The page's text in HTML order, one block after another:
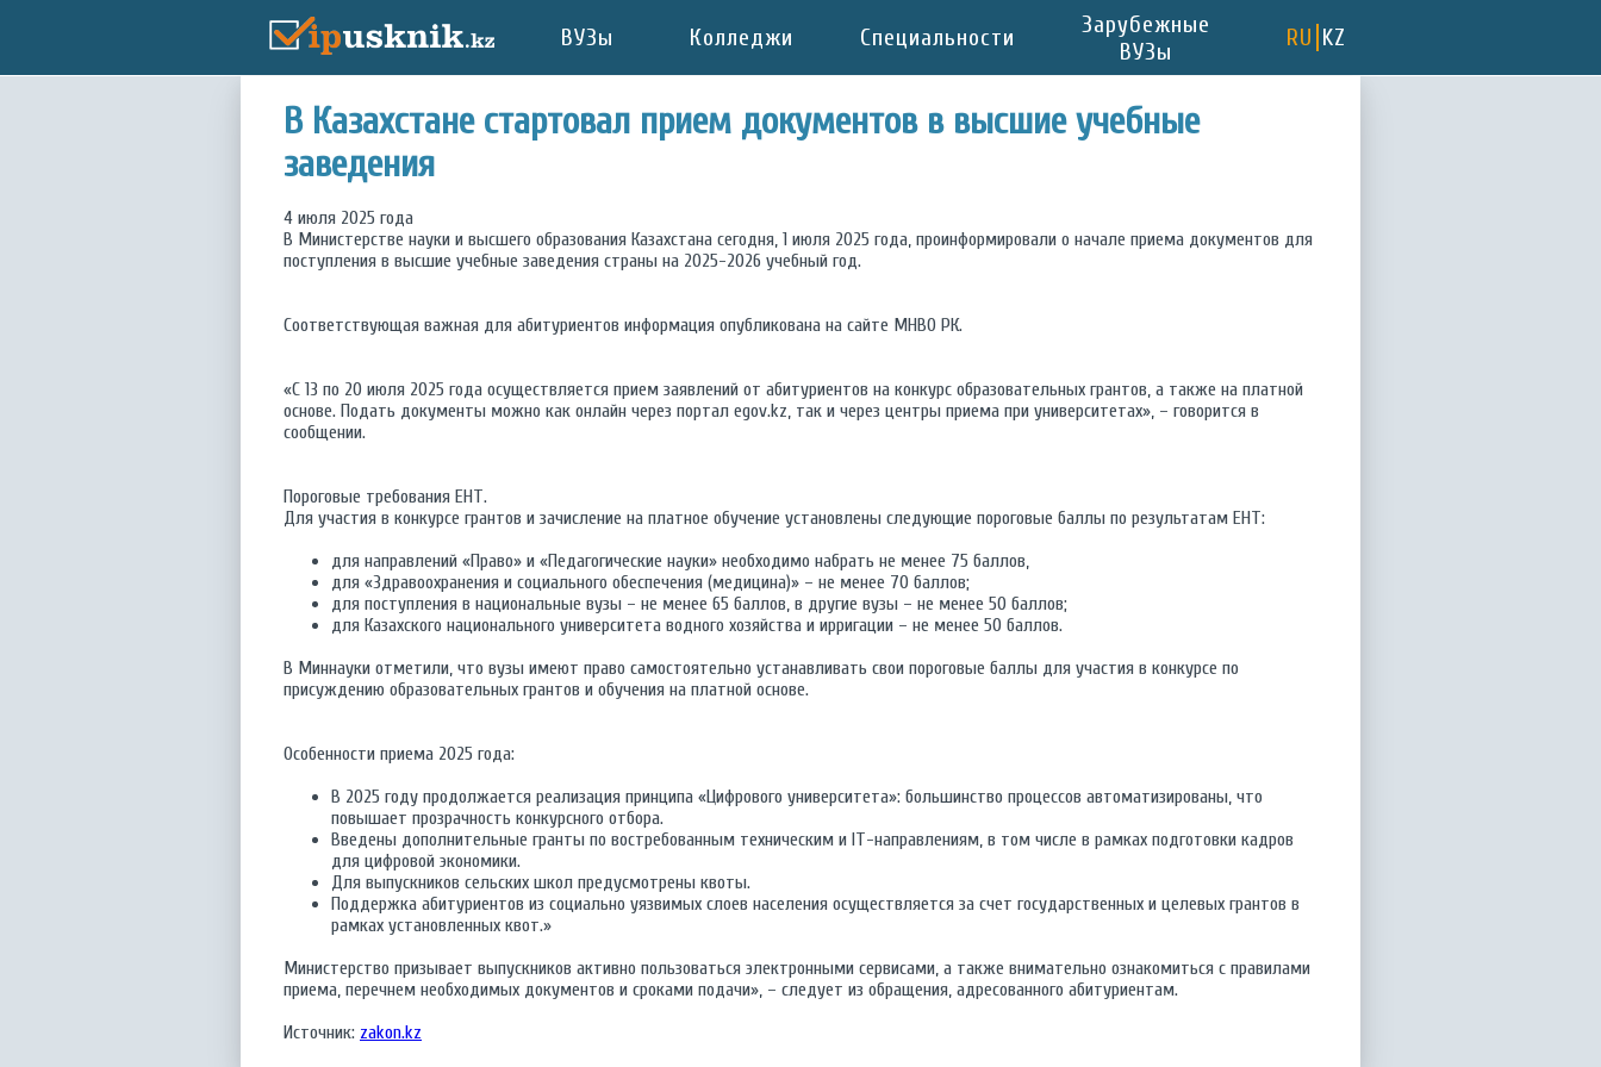
ВУЗы Колледжи Специальности
Зарубежные
ВУЗы
RU KZ
В Казахстане стартовал прием документов в высшие учебные
заведения
4 июля 2025 года
В Министерстве науки и высшего образования Казахстана сегодня, 1 июля 2025 года, проинформировали о начале приема документов для
поступления в высшие учебные заведения страны на 2025-2026 учебный год.
Соответствующая важная для абитуриентов информация опубликована на сайте МНВО РК.
«С 13 по 20 июля 2025 года осуществляется прием заявлений от абитуриентов на конкурс образовательных грантов, а также на платной
основе. Подать документы можно как онлайн через портал egov.kz, так и через центры приема при университетах», – говорится в
сообщении.
Пороговые требования ЕНТ.
Для участия в конкурсе грантов и зачисление на платное обучение установлены следующие пороговые баллы по результатам ЕНТ:
для направлений «Право» и «Педагогические науки» необходимо набрать не менее 75 баллов,
для «Здравоохранения и социального обеспечения (медицина)» – не менее 70 баллов;
для поступления в национальные вузы – не менее 65 баллов, в другие вузы – не менее 50 баллов;
для Казахского национального университета водного хозяйства и ирригации – не менее 50 баллов.
В Миннауки отметили, что вузы имеют право самостоятельно устанавливать свои пороговые баллы для участия в конкурсе по
присуждению образовательных грантов и обучения на платной основе.
Особенности приема 2025 года:
В 2025 году продолжается реализация принципа «Цифрового университета»: большинство процессов автоматизированы, что
повышает прозрачность конкурсного отбора.
Введены дополнительные гранты по востребованным техническим и IT-направлениям, в том числе в рамках подготовки кадров
для цифровой экономики.
Для выпускников сельских школ предусмотрены квоты.
Поддержка абитуриентов из социально уязвимых слоев населения осуществляется за счет государственных и целевых грантов в
рамках установленных квот.»
Министерство призывает выпускников активно пользоваться электронными сервисами, а также внимательно ознакомиться с правилами
приема, перечнем необходимых документов и сроками подачи», – следует из обращения, адресованного абитуриентам.
Источник: zakon.kz